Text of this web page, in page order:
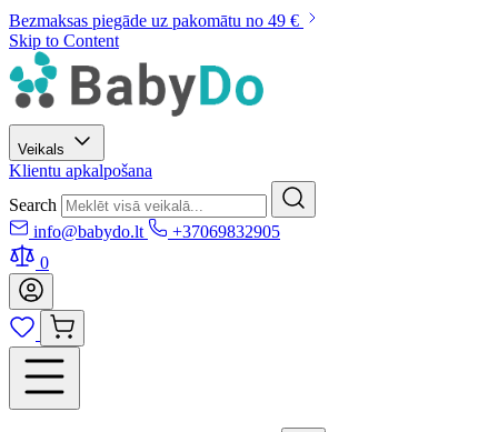
Bezmaksas piegāde uz pakomātu no 49 €
Skip to Content
Veikals
Klientu apkalpošana
Search
info@babydo.lt
+37069832905
0